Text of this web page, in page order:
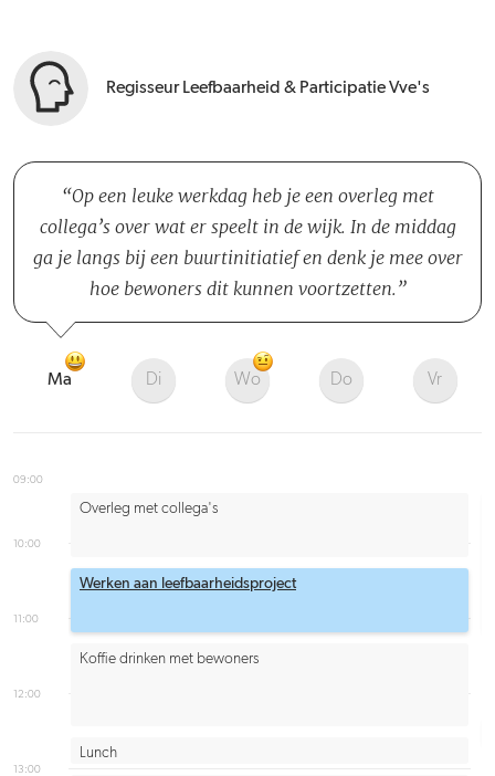
Regisseur Leefbaarheid & Participatie Vve's
Op een leuke werkdag heb je een overleg met
collega’s over wat er speelt in de wijk. In de middag
ga je langs bij een buurtinitiatief en denk je mee over
hoe bewoners dit kunnen voortzetten.
Ma Di Wo Do Vr
09:00
10:00
11:00
12:00
13:00
Lunch
Koffie drinken met bewoners
Overleg met collega's
Werken aan leefbaarheidsproject